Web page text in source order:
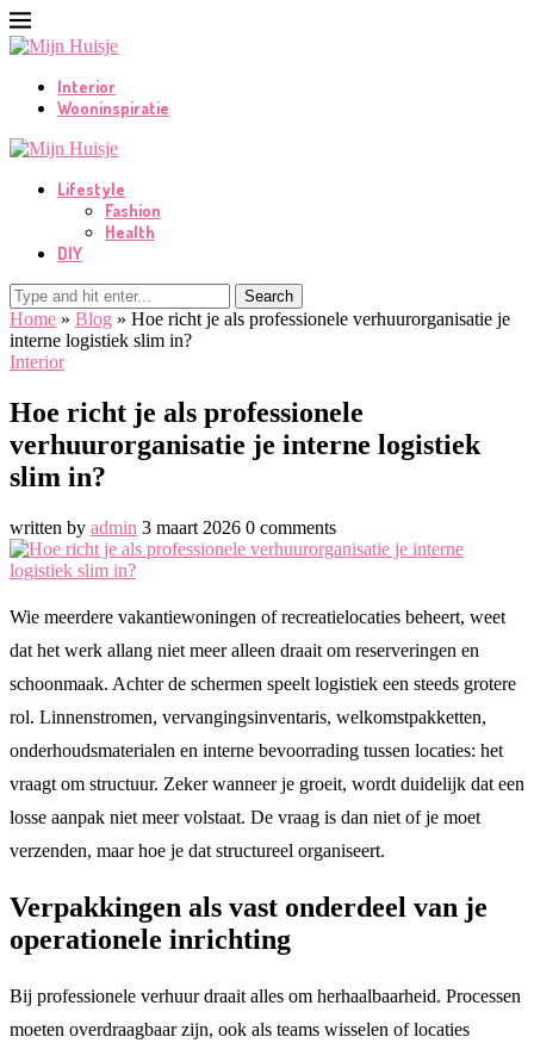
Interior
Wooninspiratie
Lifestyle
Fashion
Health
DIY
Search
Home » Blog » Hoe richt je als professionele verhuurorganisatie je
interne logistiek slim in?
Interior
Hoe richt je als professionele
verhuurorganisatie je interne logistiek
slim in?
written by admin 3 maart 2026 0 comments
Wie meerdere vakantiewoningen of recreatielocaties beheert, weet
dat het werk allang niet meer alleen draait om reserveringen en
schoonmaak. Achter de schermen speelt logistiek een steeds grotere
rol. Linnenstromen, vervangingsinventaris, welkomstpakketten,
onderhoudsmaterialen en interne bevoorrading tussen locaties: het
vraagt om structuur. Zeker wanneer je groeit, wordt duidelijk dat een
losse aanpak niet meer volstaat. De vraag is dan niet of je moet
verzenden, maar hoe je dat structureel organiseert.
Verpakkingen als vast onderdeel van je
operationele inrichting
Bij professionele verhuur draait alles om herhaalbaarheid. Processen
moeten overdraagbaar zijn, ook als teams wisselen of locaties